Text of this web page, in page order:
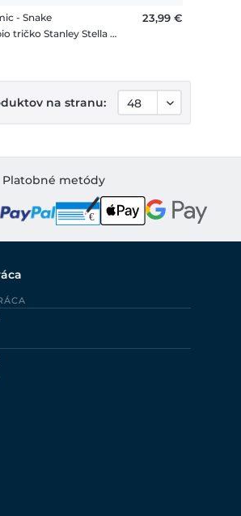
- Snake
Detské bio tričko Stanley Stella 2.0
23,99 €
na stranu:
Platobné metódy